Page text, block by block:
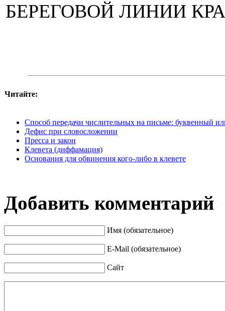
БЕРЕГОВОЙ ЛИНИИ
Читайте:
Способ передачи числительных на письме: буквенный
Дефис при словосложении
Пресса и закон
Клевета (диффамация)
Основания для обвинения кого-либо в клевете
Добавить комментарий
Имя (обязательное)
E-Mail (обязательное)
Сайт